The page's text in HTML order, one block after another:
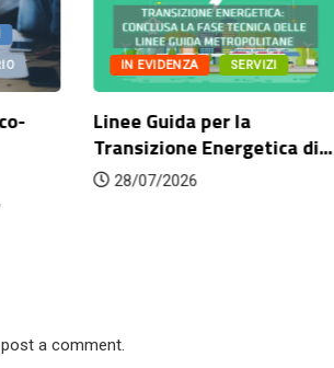
IN EVIDENZA SERVIZI
Linee Guida per la
Transizione Energetica di...
28/07/2026
a comment.